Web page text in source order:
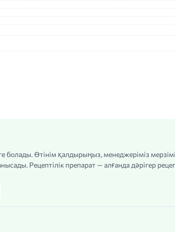
болады. Өтінім қалдырыңыз, менеджеріміз
Рецептілік препарат — алғанда дәрігер